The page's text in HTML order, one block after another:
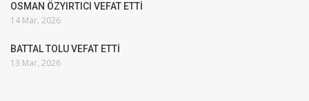
OSMAN ÖZYIRTICI VEFAT ETTİ
14 Mar, 2026
BATTAL TOLU VEFAT ETTİ
13 Mar, 2026